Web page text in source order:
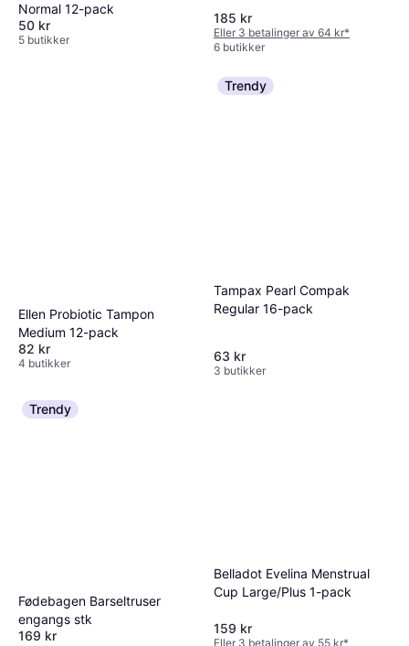
Normal 12-pack
50 kr
5 butikker
185 kr
Eller 3 betalinger av 64 kr*
6 butikker
Ellen Probiotic Tampon
Medium 12-pack
82 kr
4 butikker
Trendy
Tampax Pearl Compak
Regular 16-pack
63 kr
3 butikker
Trendy
Fødebagen Barseltruser
engangs stk
169 kr
Belladot Evelina Menstrual
Cup Large/Plus 1-pack
159 kr
Eller 3 betalinger av 55 kr*